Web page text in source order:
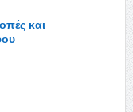
και